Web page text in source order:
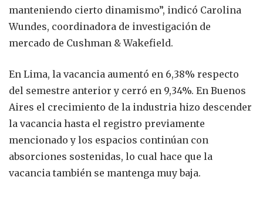
manteniendo cierto dinamismo”, indicó Carolina
Wundes, coordinadora de investigación de
mercado de Cushman & Wakefield.
En Lima, la vacancia aumentó en 6,38% respecto
del semestre anterior y cerró en 9,34%. En Buenos
Aires el crecimiento de la industria hizo descender
la vacancia hasta el registro previamente
mencionado y los espacios continúan con
absorciones sostenidas, lo cual hace que la
vacancia también se mantenga muy baja.